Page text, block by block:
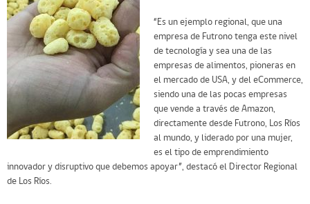
“Es un ejemplo regional, que una
empresa de Futrono tenga este nivel
de tecnología y sea una de las
empresas de alimentos, pioneras en
el mercado de USA, y del eCommerce,
siendo una de las pocas empresas
que vende a través de Amazon,
directamente desde Futrono, Los Ríos
al mundo, y liderado por una mujer,
es el tipo de emprendimiento
innovador y disruptivo que debemos apoyar”, destacó el Director Regional
de Los Ríos.